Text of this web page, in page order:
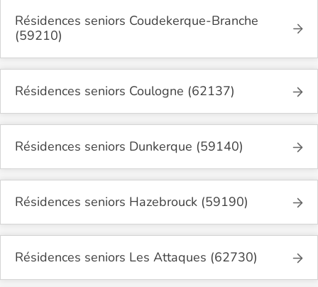
Résidences seniors Coudekerque-Branche
(59210)
Résidences seniors Coulogne (62137)
Résidences seniors Dunkerque (59140)
Résidences seniors Hazebrouck (59190)
Résidences seniors Les Attaques (62730)